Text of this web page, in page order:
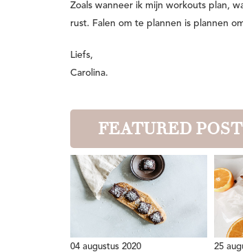
Zoals wanneer ik mijn workouts plan,
rust. Falen om te plannen is plannen
Liefs,
Carolina.
FEATURED
04 augustus 2020 25